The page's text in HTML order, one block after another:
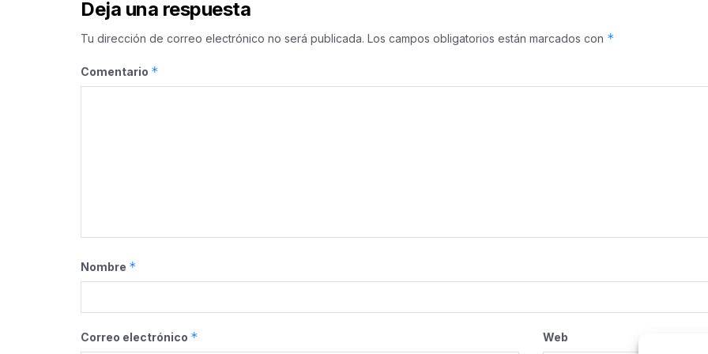
Deja una respuesta
Tu dirección de correo electrónico no será publicada. Los campos obligatorios están marcados con *
Comentario *
Nombre *
Correo electrónico * Web